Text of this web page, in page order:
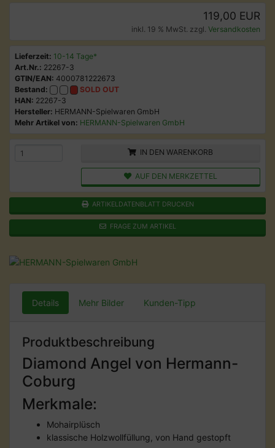
119,00 EUR
inkl. 19 % MwSt. zzgl. Versandkosten
Lieferzeit: 10-14 Tage*
Art.Nr.: 22267-3
GTIN/EAN: 4000781222673
Bestand:
SOLD OUT
HAN: 22267-3
Hersteller: HERMANN-Spielwaren GmbH
Mehr Artikel von: HERMANN-Spielwaren GmbH
IN DEN WARENKORB
AUF DEN MERKZETTEL
ARTIKELDATENBLATT DRUCKEN
FRAGE ZUM ARTIKEL
Details Mehr Bilder Kunden-Tipp
Produktbeschreibung
Diamond Angel von Hermann-
Coburg
Merkmale:
Mohairplüsch
klassische Holzwollfüllung, von Hand gestopft